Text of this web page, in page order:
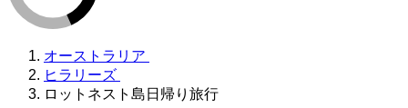
オーストラリア
ヒラリーズ
ロットネスト島日帰り旅行